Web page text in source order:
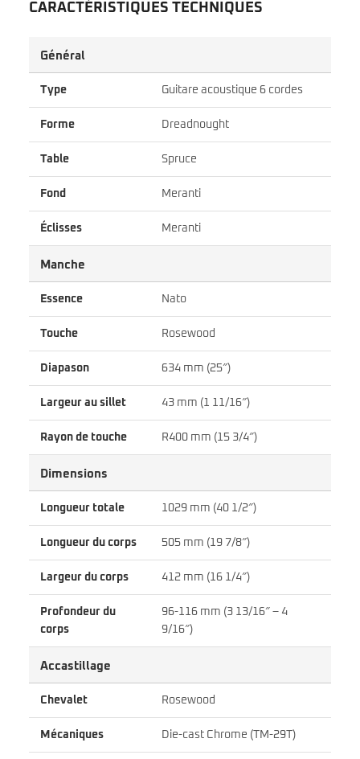
CARACTÉRISTIQUES TECHNIQUES
Général
Type Guitare acoustique 6 cordes
Forme Dreadnought
Table Spruce
Fond Meranti
Éclisses Meranti
Manche
Essence Nato
Touche Rosewood
Diapason 634 mm (25″)
Largeur au sillet 43 mm (1 11/16″)
Rayon de touche R400 mm (15 3/4″)
Dimensions
Longueur totale 1029 mm (40 1/2″)
Longueur du corps 505 mm (19 7/8″)
Largeur du corps 412 mm (16 1/4″)
Profondeur du
corps
96-116 mm (3 13/16″ – 4
9/16″)
Accastillage
Chevalet Rosewood
Mécaniques Die-cast Chrome (TM-29T)